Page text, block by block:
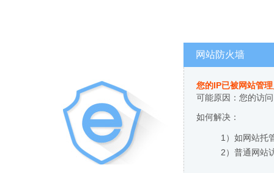
网站防火墙
您的IP已被网站管
可能原因：您的访
如何解决：
1）如网站托
2）普通网站